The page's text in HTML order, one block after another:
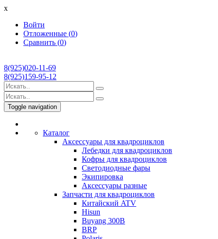
x
Войти
Отложенные (0)
Сравнить (0)
8(925)020-11-69
8(925)159-95-12
Toggle navigation
Каталог
Аксессуары для квадроциклов
Лебедки для квадроциклов
Кофры для квадроциклов
Светодиодные фары
Экипировка
Аксессуары разные
Запчасти для квадроциклов
Китайский ATV
Hisun
Buyang 300B
BRP